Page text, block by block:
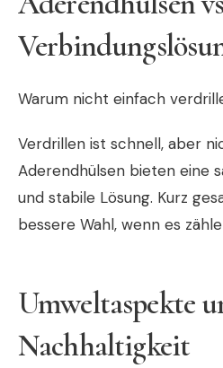
Warum nicht einfach
Verdrillen ist schnell, aber
Aderendhülsen bieten eine
und stabile Lösung. Kurz
bessere Wahl, wenn es
Umweltaspekte
Nachhaltigkeit